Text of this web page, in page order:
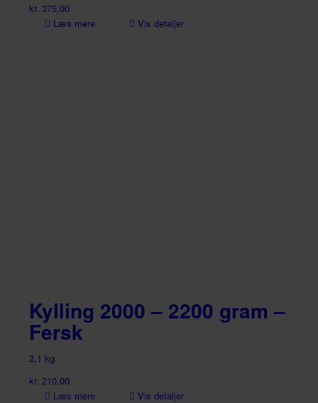
kr. 375,00
Læs mere
Vis detaljer
Kylling 2000 – 2200 gram –
Fersk
2,1 kg.
kr. 210,00
Læs mere
Vis detaljer